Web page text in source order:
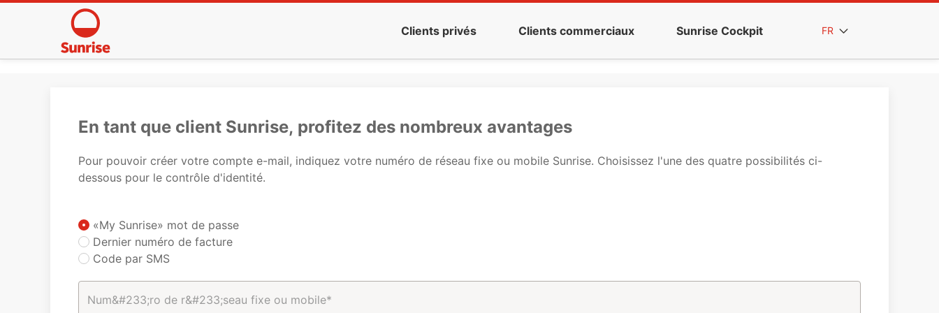
Clients privés Clients commerciaux Sunrise Cockpit FR
En tant que client Sunrise, profitez des nombreux avantages
Pour pouvoir créer votre compte e-mail, indiquez votre numéro de réseau fixe ou mobile Sunrise. Choisissez l'une des quatre possibilités ci-
dessous pour le contrôle d'identité.
«My Sunrise» mot de passe
Dernier numéro de facture
Code par SMS